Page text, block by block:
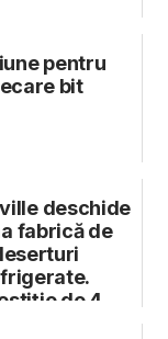
pentru
bit
deschide
fabrică de
de 4